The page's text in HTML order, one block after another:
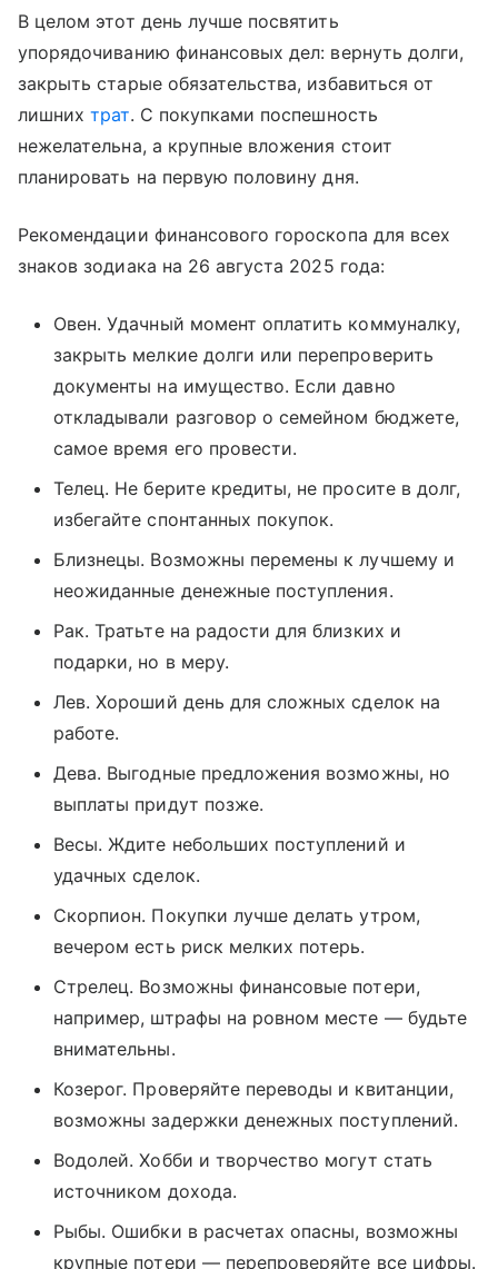
В целом этот день лучше посвятить
упорядочиванию финансовых дел: вернуть долги,
закрыть старые обязательства, избавиться от
лишнихтрат. С покупками поспешность
нежелательна, а крупные вложения стоит
планировать на первую половину дня.
Рекомендации финансового гороскопа для всех
знаков зодиака на 26 августа 2025 года:
Овен. Удачный момент оплатить коммуналку,
закрыть мелкие долги или перепроверить
документы на имущество. Если давно
откладывали разговор о семейном бюджете,
самое время его провести.
Телец. Не берите кредиты, не просите в долг,
избегайте спонтанных покупок.
Близнецы. Возможны перемены к лучшему и
неожиданные денежные поступления.
Рак. Тратьте на радости для близких и
подарки, но в меру.
Лев. Хороший день для сложных сделок на
работе.
Дева. Выгодные предложения возможны, но
выплаты придут позже.
Весы. Ждите небольших поступлений и
удачных сделок.
Скорпион. Покупки лучше делать утром,
вечером есть риск мелких потерь.
Стрелец. Возможны финансовые потери,
например, штрафы на ровном месте — будьте
внимательны.
Козерог. Проверяйте переводы и квитанции,
возможны задержки денежных поступлений.
Водолей. Хобби и творчество могут стать
источником дохода.
Рыбы. Ошибки в расчетах опасны, возможны
крупные потери — перепроверяйте все цифры.